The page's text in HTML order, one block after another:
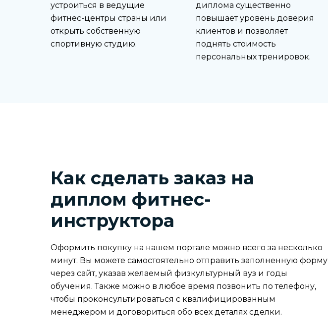
устроиться в ведущие
фитнес-центры страны или
открыть собственную
спортивную студию.
диплома существенно
повышает уровень доверия
клиентов и позволяет
поднять стоимость
персональных тренировок.
Как сделать заказ на
диплом фитнес-
инструктора
Оформить покупку на нашем портале можно всего за несколько
минут. Вы можете самостоятельно отправить заполненную форму
через сайт, указав желаемый физкультурный вуз и годы
обучения. Также можно в любое время позвонить по телефону,
чтобы проконсультироваться с квалифицированным
менеджером и договориться обо всех деталях сделки.